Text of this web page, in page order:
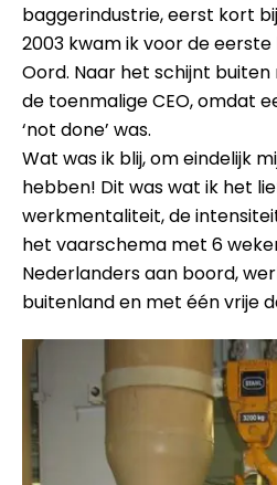
baggerindustrie, eerst kort
2003 kwam ik voor de
Oord. Naar het schijnt
de toenmalige CEO, omdat
‘not done’ was.
Wat was ik blij, om eindelijk
hebben! Dit was wat ik het
werkmentaliteit, de
het vaarschema met 6
Nederlanders aan boord,
buitenland en met één vrije